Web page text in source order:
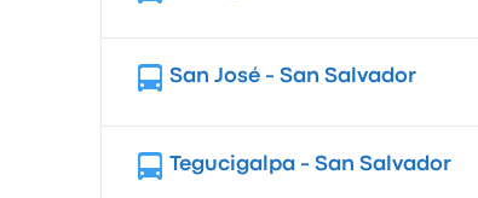
San José - San Salvador
Tegucigalpa - San Salvador